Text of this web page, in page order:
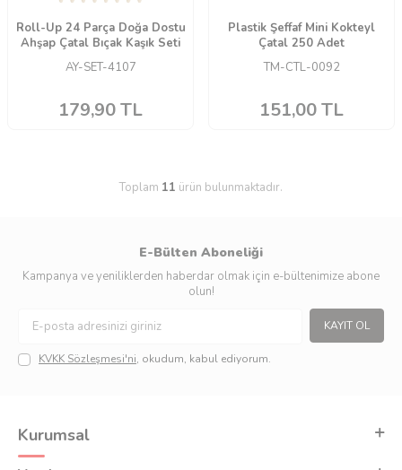
Roll-Up 24 Parça Doğa Dostu
Ahşap Çatal Bıçak Kaşık Seti
AY-SET-4107
179,90TL
Plastik Şeffaf Mini Kokteyl
Çatal 250 Adet
TM-CTL-0092
151,00TL
Toplam 11 ürün bulunmaktadır.
E-Bülten Aboneliği
Kampanya ve yeniliklerden haberdar olmak için e-bültenimize abone
olun!
KAYIT OL
KVKK Sözleşmesi'ni, okudum, kabul ediyorum.
Kurumsal